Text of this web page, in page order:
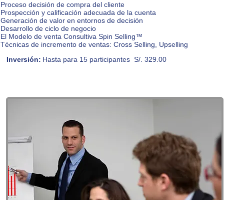
Proceso decisión de compra del cliente
Prospección y calificación adecuada​ de la cuenta
Generación de valor ​ en entornos de decisión
Desarrollo de ciclo de negocio
El Modelo de venta Consultiva Spin Selling™
Técnicas de incremento de ventas: Cross Selling, Upselling
Inversión: Hasta para 15 participantes S/. 329.00